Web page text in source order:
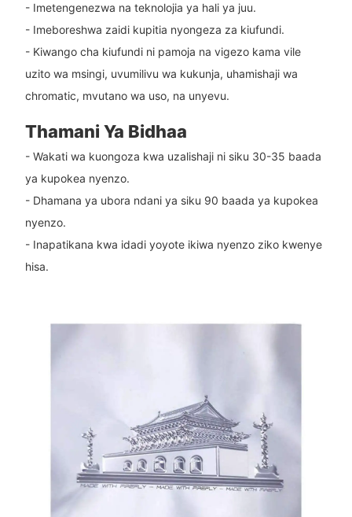
- Imetengenezwa na teknolojia ya hali ya juu.
- Imeboreshwa zaidi kupitia nyongeza za kiufundi.
- Kiwango cha kiufundi ni pamoja na vigezo kama vile
uzito wa msingi, uvumilivu wa kukunja, uhamishaji wa
chromatic, mvutano wa uso, na unyevu.
Thamani Ya Bidhaa
- Wakati wa kuongoza kwa uzalishaji ni siku 30-35 baada
ya kupokea nyenzo.
- Dhamana ya ubora ndani ya siku 90 baada ya kupokea
nyenzo.
- Inapatikana kwa idadi yoyote ikiwa nyenzo ziko kwenye
hisa.